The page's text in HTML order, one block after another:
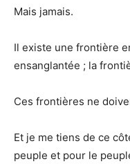
Mais jamais.
Il existe une frontière
ensanglantée ; la
Ces frontières ne
Et je me tiens de ce
peuple et pour le